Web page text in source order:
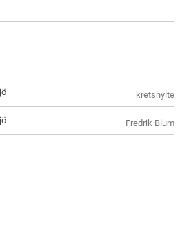
kretshylte
Fredrik Blum